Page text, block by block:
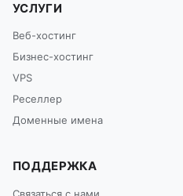
УСЛУГИ
Веб-хостинг
Бизнес-хостинг
VPS
Реселлер
Доменные имена
ПОДДЕРЖКА
Связаться с нами